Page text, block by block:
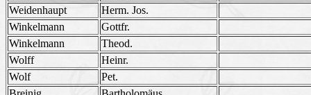
Weidenhaupt
Herm. Jos.
Winkelmann
Gottfr.
Winkelmann
Theod.
Wolff
Heinr.
Wolf
Pet.